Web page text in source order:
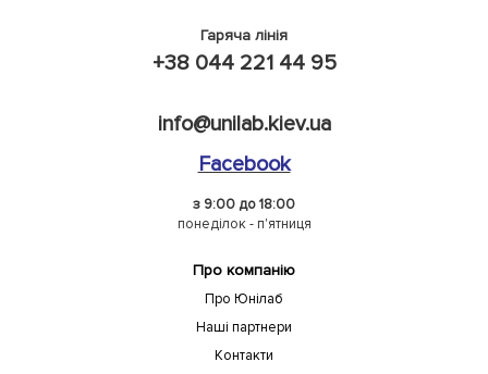
Гаряча лінія
+38 044 221 44 95
info@unilab.kiev.ua
Facebook
з 9:00 до 18:00
понеділок - п'ятниця
Про компанію
Про Юнілаб
Наші партнери
Контакти